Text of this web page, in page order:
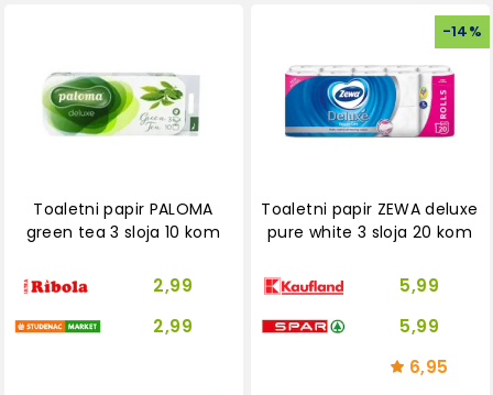
Toaletni papir PALOMA
green tea 3 sloja 10 kom
2,99
2,99
-14%
Toaletni papir ZEWA deluxe
pure white 3 sloja 20 kom
5,99
5,99
6,95